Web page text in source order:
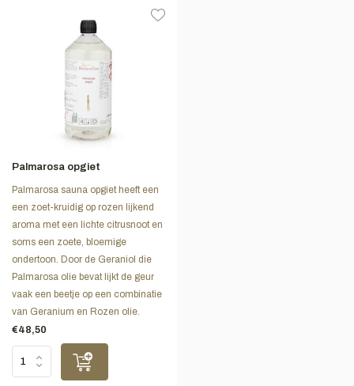
Palmarosa opgiet
Palmarosa sauna opgiet heeft een
een zoet-kruidig op rozen lijkend
aroma met een lichte citrusnoot en
soms een zoete, bloemige
ondertoon. Door de Geraniol die
Palmarosa olie bevat lijkt de geur
vaak een beetje op een combinatie
van Geranium en Rozen olie.
€48,50